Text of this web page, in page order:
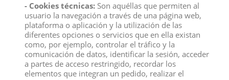
UNICORNIO MARE SERAPHINA
Referencia 70892
- Cookies técnicas: Son aquéllas que permiten al
usuario la navegación a través de una página web,
plataforma o aplicación y la utilización de las
diferentes opciones o servicios que en ella existan
como, por ejemplo, controlar el tráfico y la
comunicación de datos, identificar la sesión, acceder
a partes de acceso restringido, recordar los
elementos que integran un pedido, realizar el